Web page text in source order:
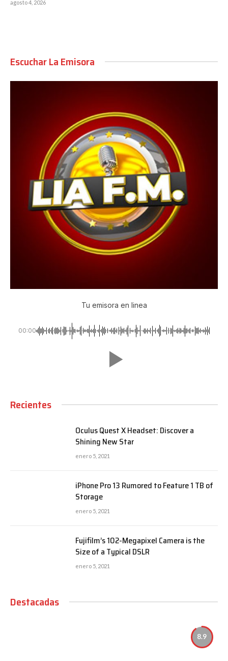
agosto 4, 2026
Escuchar La Emisora
Tu emisora en linea
00:00
Recientes
Oculus Quest X Headset: Discover a
Shining New Star
enero 5, 2021
iPhone Pro 13 Rumored to Feature 1 TB of
Storage
enero 5, 2021
Fujifilm’s 102-Megapixel Camera is the
Size of a Typical DSLR
enero 5, 2021
Destacadas
8.9